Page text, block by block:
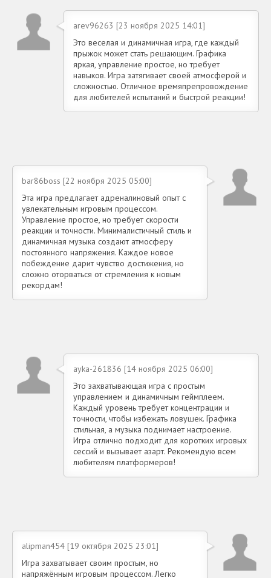
arev96263 [23 ноября 2025 14:01]
Это веселая и динамичная игра, где каждый
прыжок может стать решающим. Графика
яркая, управление простое, но требует
навыков. Игра затягивает своей атмосферой и
сложностью. Отличное времяпрепровождение
для любителей испытаний и быстрой реакции!
bar86boss [22 ноября 2025 05:00]
Эта игра предлагает адреналиновый опыт с
увлекательным игровым процессом.
Управление простое, но требует скорости
реакции и точности. Минималистичный стиль и
динамичная музыка создают атмосферу
постоянного напряжения. Каждое новое
побеждение дарит чувство достижения, но
сложно оторваться от стремления к новым
рекордам!
ayka-261836 [14 ноября 2025 06:00]
Это захватывающая игра с простым
управлением и динамичным геймплеем.
Каждый уровень требует концентрации и
точности, чтобы избежать ловушек. Графика
стильная, а музыка поднимает настроение.
Игра отлично подходит для коротких игровых
сессий и вызывает азарт. Рекомендую всем
любителям платформеров!
alipman454 [19 октября 2025 23:01]
Игра захватывает своим простым, но
напряжённым игровым процессом. Легко